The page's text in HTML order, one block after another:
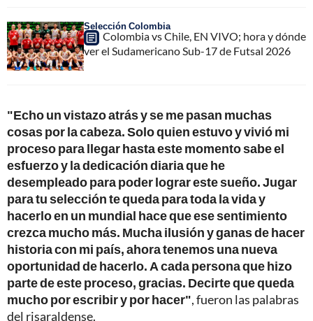
Selección Colombia
Colombia vs Chile, EN VIVO; hora y dónde
ver el Sudamericano Sub-17 de Futsal 2026
"Echo un vistazo atrás y se me pasan muchas
cosas por la cabeza. Solo quien estuvo y vivió mi
proceso para llegar hasta este momento sabe el
esfuerzo y la dedicación diaria que he
desempleado para poder lograr este sueño. Jugar
para tu selección te queda para toda la vida y
hacerlo en un mundial hace que ese sentimiento
crezca mucho más. Mucha ilusión y ganas de hacer
historia con mi país, ahora tenemos una nueva
oportunidad de hacerlo. A cada persona que hizo
parte de este proceso, gracias. Decirte que queda
mucho por escribir y por hacer", fueron las palabras
del risaraldense.